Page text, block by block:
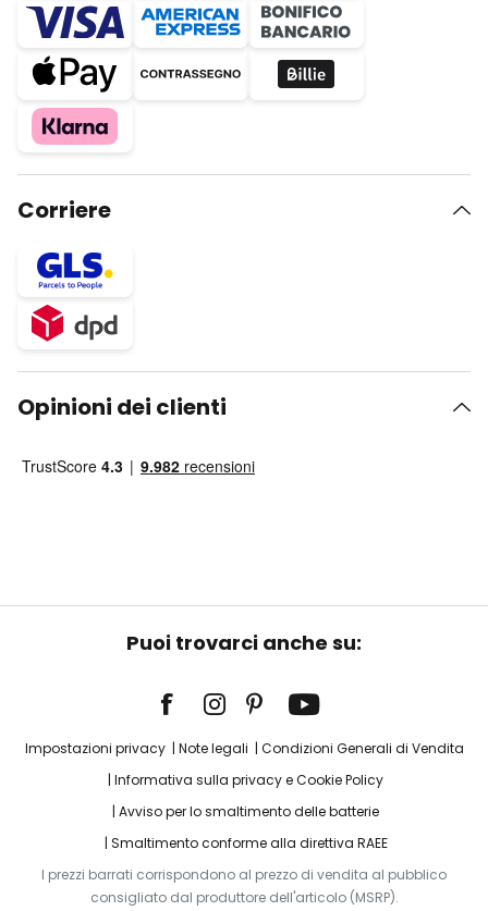
Corriere
Opinioni dei clienti
Puoi trovarci anche su:
Impostazioni privacy Note legali
Condizioni Generali di Vendita
Informativa sulla privacy e Cookie Policy
Avviso per lo smaltimento delle batterie
Smaltimento conforme alla direttiva RAEE
I prezzi barrati corrispondono al prezzo di vendita al pubblico
consigliato dal produttore dell'articolo (MSRP).